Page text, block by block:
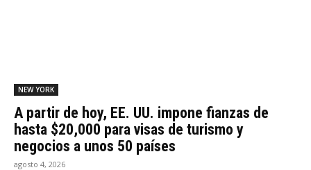
NEW YORK
A partir de hoy, EE. UU. impone fianzas de
hasta $20,000 para visas de turismo y
negocios a unos 50 países
agosto 4, 2026